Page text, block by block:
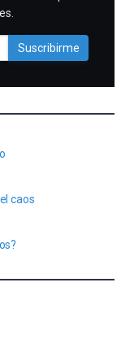
Suscribirme
caos